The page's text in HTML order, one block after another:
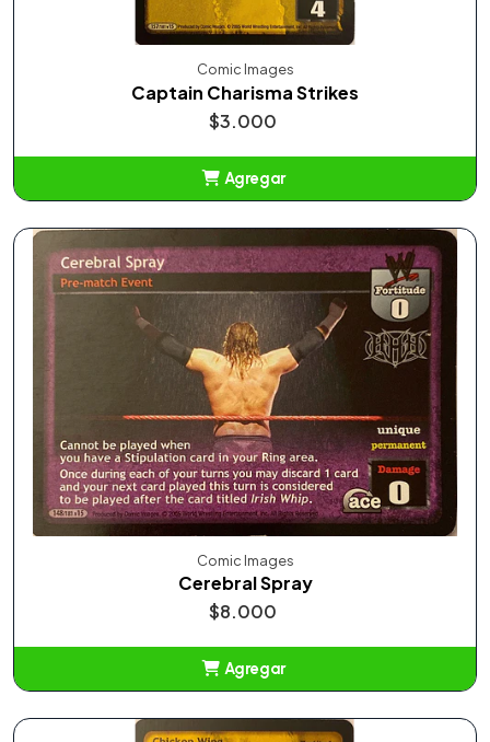
Comic Images
Captain Charisma Strikes
$3.000
Agregar
Comic Images
Cerebral Spray
$8.000
Agregar